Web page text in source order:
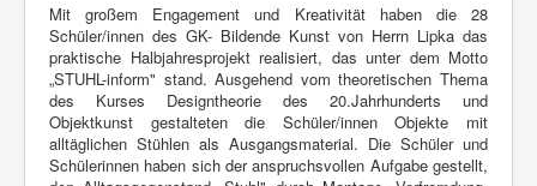
Fächer
Kontakt
Mit großem Engagement und Kreativität haben die 28
Schüler/innen des GK- Bildende Kunst von Herrn Lipka das
praktische Halbjahresprojekt realisiert, das unter dem Motto
„STUHL-inform" stand. Ausgehend vom theoretischen Thema
des Kurses Designtheorie des 20.Jahrhunderts und
Objektkunst gestalteten die Schüler/innen Objekte mit
alltäglichen Stühlen als Ausgangsmaterial. Die Schüler und
Schülerinnen haben sich der anspruchsvollen Aufgabe gestellt,